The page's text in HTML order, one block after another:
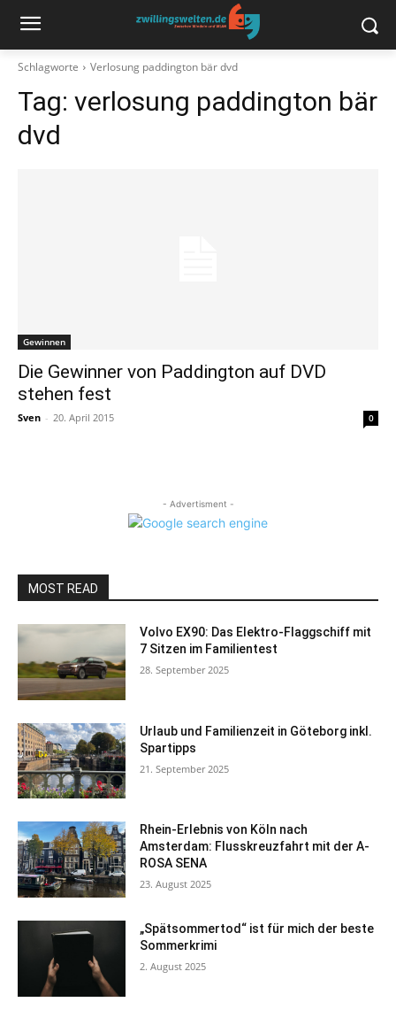
Schlagworte Verlosung paddington bär dvd
Tag: verlosung paddington bär
dvd
Gewinnen
Die Gewinner von Paddington auf DVD
stehen fest
Sven - 20. April 2015 0
- Advertisment -
MOST READ
Volvo EX90: Das Elektro-Flaggschiff mit
7 Sitzen im Familientest
28. September 2025
Urlaub und Familienzeit in Göteborg inkl.
Spartipps
21. September 2025
Rhein-Erlebnis von Köln nach
Amsterdam: Flusskreuzfahrt mit der A-
ROSA SENA
23. August 2025
„Spätsommertod“ ist für mich der beste
Sommerkrimi
2. August 2025